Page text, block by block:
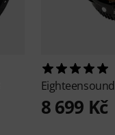
Eighteensound
8 699 Kč